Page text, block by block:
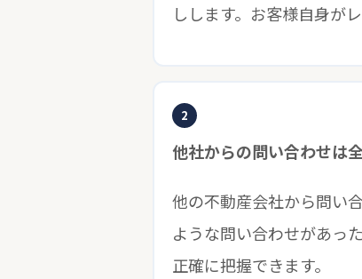
しします。お客様自身が
2
他社からの問い合わせは
他の不動産会社から問い
ような問い合わせがあっ
正確に把握できます。